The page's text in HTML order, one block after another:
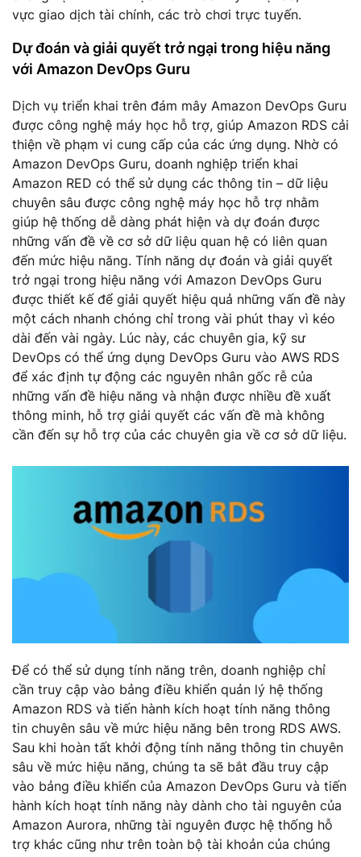
vực giao dịch tài chính, các trò chơi trực tuyến.
Dự đoán và giải quyết trở ngại trong hiệu năng
với Amazon DevOps Guru
Dịch vụ triển khai trên đám mây Amazon DevOps Guru
được công nghệ máy học hỗ trợ, giúp Amazon RDS cải
thiện về phạm vi cung cấp của các ứng dụng. Nhờ có
Amazon DevOps Guru, doanh nghiệp triển khai
Amazon RED có thể sử dụng các thông tin – dữ liệu
chuyên sâu được công nghệ máy học hỗ trợ nhằm
giúp hệ thống dễ dàng phát hiện và dự đoán được
những vấn đề về cơ sở dữ liệu quan hệ có liên quan
đến mức hiệu năng. Tính năng dự đoán và giải quyết
trở ngại trong hiệu năng với Amazon DevOps Guru
được thiết kế để giải quyết hiệu quả những vấn đề này
một cách nhanh chóng chỉ trong vài phút thay vì kéo
dài đến vài ngày. Lúc này, các chuyên gia, kỹ sư
DevOps có thể ứng dụng DevOps Guru vào AWS RDS
để xác định tự động các nguyên nhân gốc rễ của
những vấn đề hiệu năng và nhận được nhiều đề xuất
thông minh, hỗ trợ giải quyết các vấn đề mà không
cần đến sự hỗ trợ của các chuyên gia về cơ sở dữ liệu.
Để có thể sử dụng tính năng trên, doanh nghiệp chỉ
cần truy cập vào bảng điều khiển quản lý hệ thống
Amazon RDS và tiến hành kích hoạt tính năng thông
tin chuyên sâu về mức hiệu năng bên trong RDS AWS.
Sau khi hoàn tất khởi động tính năng thông tin chuyên
sâu về mức hiệu năng, chúng ta sẽ bắt đầu truy cập
vào bảng điều khiển của Amazon DevOps Guru và tiến
hành kích hoạt tính năng này dành cho tài nguyên của
Amazon Aurora, những tài nguyên được hệ thống hỗ
trợ khác cũng như trên toàn bộ tài khoản của chúng